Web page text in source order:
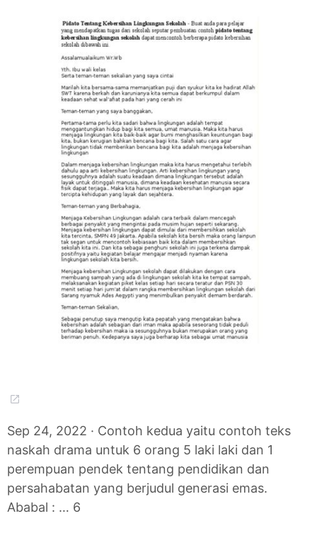
Sep 24, 2022 · Contoh kedua yaitu contoh teks
naskah drama untuk 6 orang 5 laki laki dan 1
perempuan pendek tentang pendidikan dan
persahabatan yang berjudul generasi emas.
Ababal : … 6